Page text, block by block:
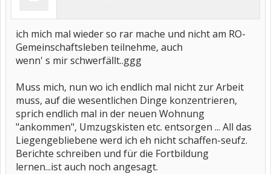
ich mich mal wieder so rar mache und nicht am RO-
Gemeinschaftsleben teilnehme, auch
wenn' s mir schwerfällt..ggg
Muss mich, nun wo ich endlich mal nicht zur Arbeit
muss, auf die wesentlichen Dinge konzentrieren,
sprich endlich mal in der neuen Wohnung
"ankommen", Umzugskisten etc. entsorgen ... All das
Liegengebliebene werd ich eh nicht schaffen-seufz.
Berichte schreiben und für die Fortbildung
lernen...ist auch noch angesagt.